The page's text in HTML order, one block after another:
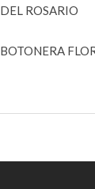
DEL ROSARIO
BOTONERA